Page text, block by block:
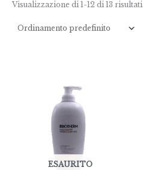
Visualizzazione di 1-12 di 13 risultati
ESAURITO